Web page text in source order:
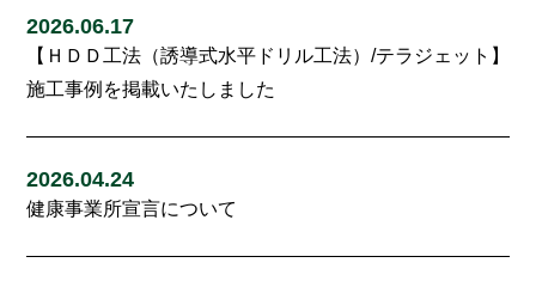
2026.06.17
【ＨＤＤ工法（誘導式水平ドリル工法）/テラジェット】
施工事例を掲載いたしました
2026.04.24
健康事業所宣言について